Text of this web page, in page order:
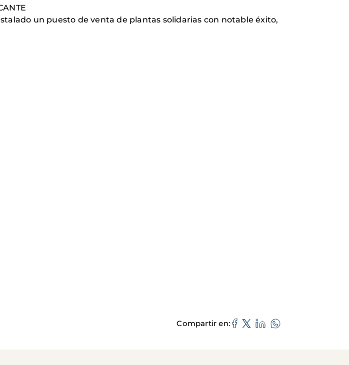
un puesto de venta de plantas solidarias con notable éxito,
Compartir en